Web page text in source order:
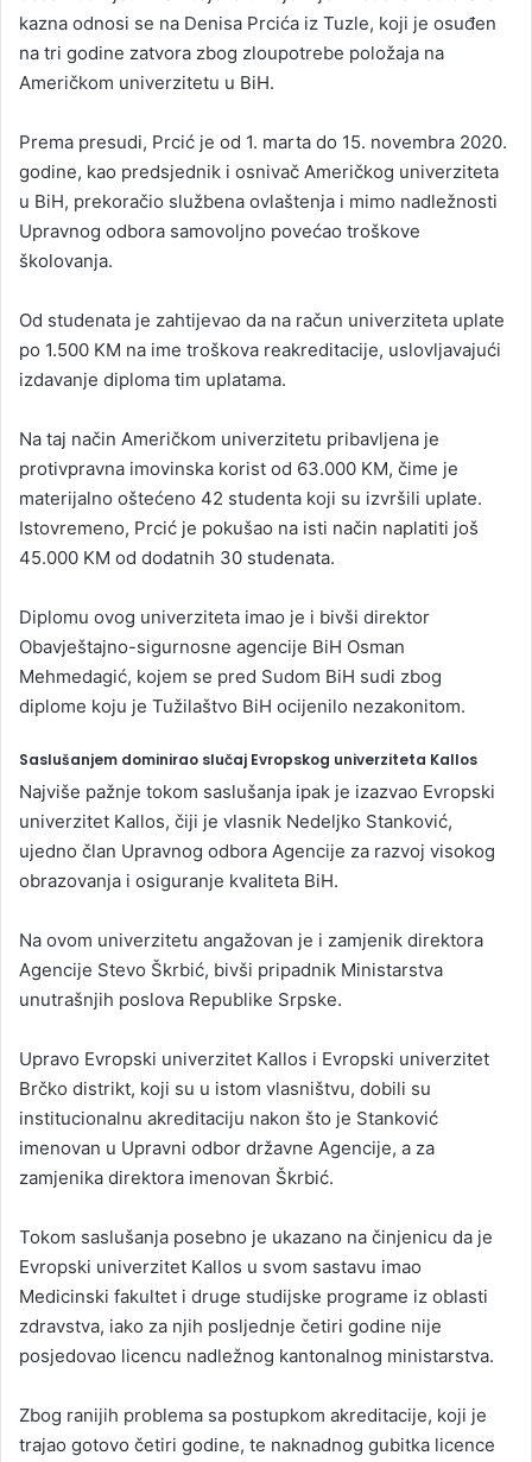
kazna odnosi se na Denisa Prcića iz Tuzle, koji je osuđen
na tri godine zatvora zbog zloupotrebe položaja na
Američkom univerzitetu u BiH.
Prema presudi, Prcić je od 1. marta do 15. novembra 2020.
godine, kao predsjednik i osnivač Američkog univerziteta
u BiH, prekoračio službena ovlaštenja i mimo nadležnosti
Upravnog odbora samovoljno povećao troškove
školovanja.
Od studenata je zahtijevao da na račun univerziteta uplate
po 1.500 KM na ime troškova reakreditacije, uslovljavajući
izdavanje diploma tim uplatama.
Na taj način Američkom univerzitetu pribavljena je
protivpravna imovinska korist od 63.000 KM, čime je
materijalno oštećeno 42 studenta koji su izvršili uplate.
Istovremeno, Prcić je pokušao na isti način naplatiti još
45.000 KM od dodatnih 30 studenata.
Diplomu ovog univerziteta imao je i bivši direktor
Obavještajno-sigurnosne agencije BiH Osman
Mehmedagić, kojem se pred Sudom BiH sudi zbog
diplome koju je Tužilaštvo BiH ocijenilo nezakonitom.
Saslušanjem dominirao slučaj Evropskog univerziteta Kallos
Najviše pažnje tokom saslušanja ipak je izazvao Evropski
univerzitet Kallos, čiji je vlasnik Nedeljko Stanković,
ujedno član Upravnog odbora Agencije za razvoj visokog
obrazovanja i osiguranje kvaliteta BiH.
Na ovom univerzitetu angažovan je i zamjenik direktora
Agencije Stevo Škrbić, bivši pripadnik Ministarstva
unutrašnjih poslova Republike Srpske.
Upravo Evropski univerzitet Kallos i Evropski univerzitet
Brčko distrikt, koji su u istom vlasništvu, dobili su
institucionalnu akreditaciju nakon što je Stanković
imenovan u Upravni odbor državne Agencije, a za
zamjenika direktora imenovan Škrbić.
Tokom saslušanja posebno je ukazano na činjenicu da je
Evropski univerzitet Kallos u svom sastavu imao
Medicinski fakultet i druge studijske programe iz oblasti
zdravstva, iako za njih posljednje četiri godine nije
posjedovao licencu nadležnog kantonalnog ministarstva.
Zbog ranijih problema sa postupkom akreditacije, koji je
trajao gotovo četiri godine, te naknadnog gubitka licence